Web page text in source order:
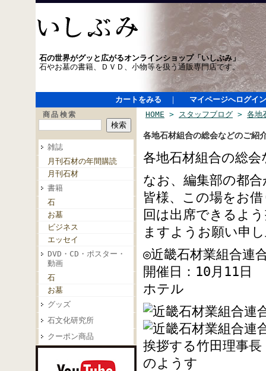
石の世界がグッと広がるオンラインショップ「いしぶみ」
石やお墓の書籍、ＤＶＤ、小物等を扱う通販専門店です。
カートをみる ｜ マイページへログイン
商品検索
雑誌
月刊石材の年間購読
月刊石材
書籍
石
お墓
ビジネス
エッセイ
DVD・CD・ポスター・
動画
石
お墓
グッズ
石文化研究所
クーポン商品
HOME > スタッフブログ > 各地
各地石材組合の総会などのご紹
各地石材組合の総
なお、編集部の都
皆様、この場をお
回は出席できるよ
ますようお願い申
◎近畿石材業組合連
開催日：10月11日
ホテル
挨拶する竹田理事
のようす